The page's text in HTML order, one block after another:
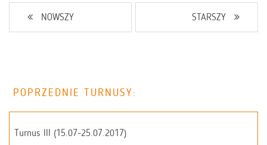
NOWSZY STARSZY
POPRZEDNIE TURNUSY:
Turnus III (15.07-25.07.2017)